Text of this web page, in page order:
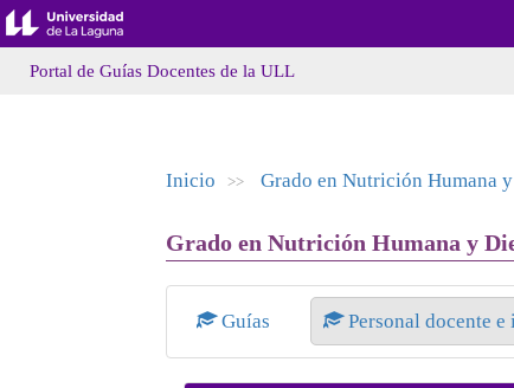
Portal de Guías Docentes de la ULL
Inicio >> Grado en Nutrición Humana
Grado en Nutrición Humana y
Guías Personal docente e